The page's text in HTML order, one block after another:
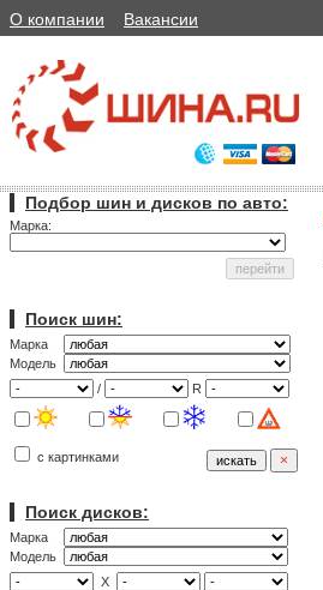
О компании Вакансии
Подбор шин и дисков по авто:
Марка:
Поиск шин:
Марка
Модель
/
R
с картинками
Поиск дисков:
Марка
Модель
X